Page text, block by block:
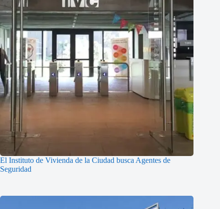
El Instituto de Vivienda de la Ciudad busca Agentes de
Seguridad